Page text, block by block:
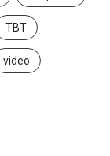
TBT
video